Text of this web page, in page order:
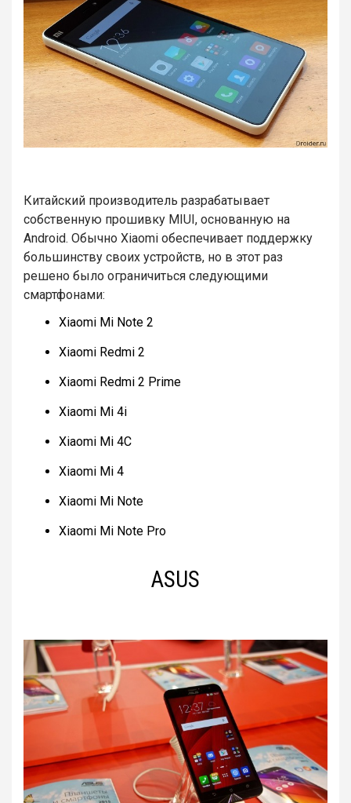
Китайский производитель разрабатывает
собственную прошивку MIUI, основанную на
Android. Обычно Xiaomi обеспечивает поддержку
большинству своих устройств, но в этот раз
решено было ограничиться следующими
смартфонами:
Xiaomi Mi Note 2
Xiaomi Redmi 2
Xiaomi Redmi 2 Prime
Xiaomi Mi 4i
Xiaomi Mi 4C
Xiaomi Mi 4
Xiaomi Mi Note
Xiaomi Mi Note Pro
ASUS